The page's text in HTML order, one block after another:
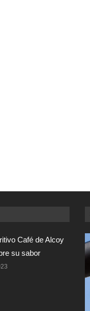
Café de Alcoy
su sabor